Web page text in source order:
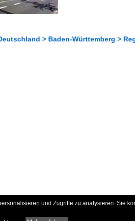
> Baden-Württemberg >
und Zugriffe zu analysieren. Sie